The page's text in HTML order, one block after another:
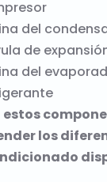
del
de
del
estos
los